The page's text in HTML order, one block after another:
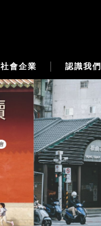
社會企業 認識我們